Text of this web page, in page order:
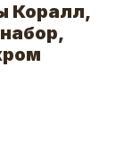
Коралл,